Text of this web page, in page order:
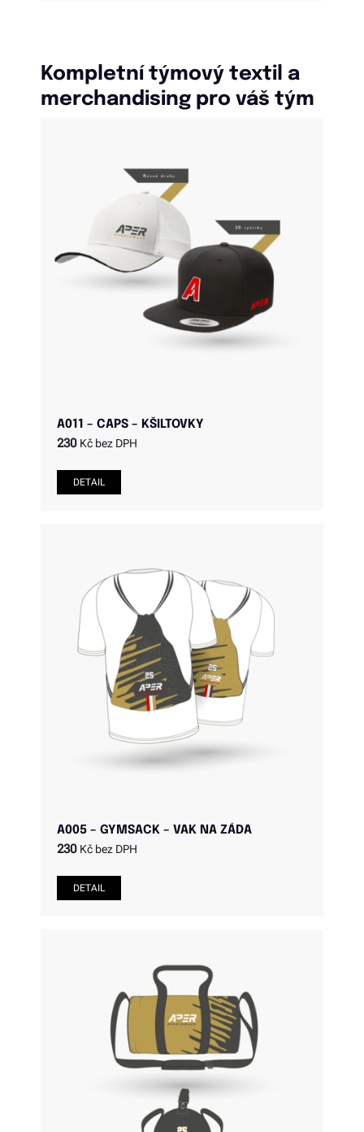
Kompletní týmový textil a
merchandising pro váš tým
A011 – CAPS – KŠILTOVKY
230 Kč bez DPH
A005 – GYMSACK – VAK NA ZÁDA
230 Kč bez DPH